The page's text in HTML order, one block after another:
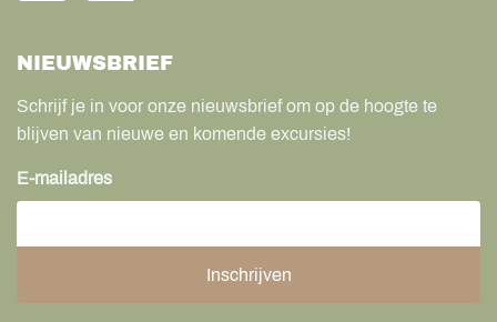
NIEUWSBRIEF
Schrijf je in voor onze nieuwsbrief om op de hoogte te
blijven van nieuwe en komende excursies!
E-mailadres